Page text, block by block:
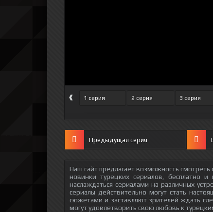
‹ 1 серия 2 серия 3 серия
Предыдущая серия
Наш сайт предлагает возможность
новинки турецких сериалов, бесплатно
наслаждаться сериалами на различных
сериалы действительно могут стать
сюжетами и заставляют зрителей ждать
могут удовлетворить свою любовь к